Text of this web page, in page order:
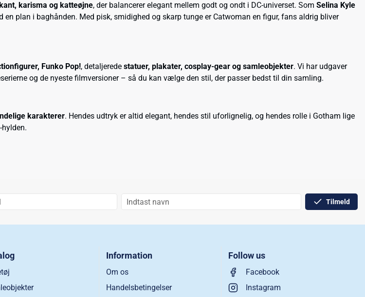
karisma og katteøjne, der balancerer elegant mellem godt og ondt i DC-universet. Som Selina Kyle
plan i baghånden. Med pisk, smidighed og skarp tunge er Catwoman en figur, fans aldrig bliver
Funko Pop!, detaljerede statuer, plakater, cosplay-gear og samleobjekter. Vi har udgaver
og de nyeste filmversioner – så du kan vælge den stil, der passer bedst til din samling.
karakterer. Hendes udtryk er altid elegant, hendes stil uforlignelig, og hendes rolle i Gotham lige
Tilmeld
Information
Om os
Handelsbetingelser
Follow us
Facebook
Instagram